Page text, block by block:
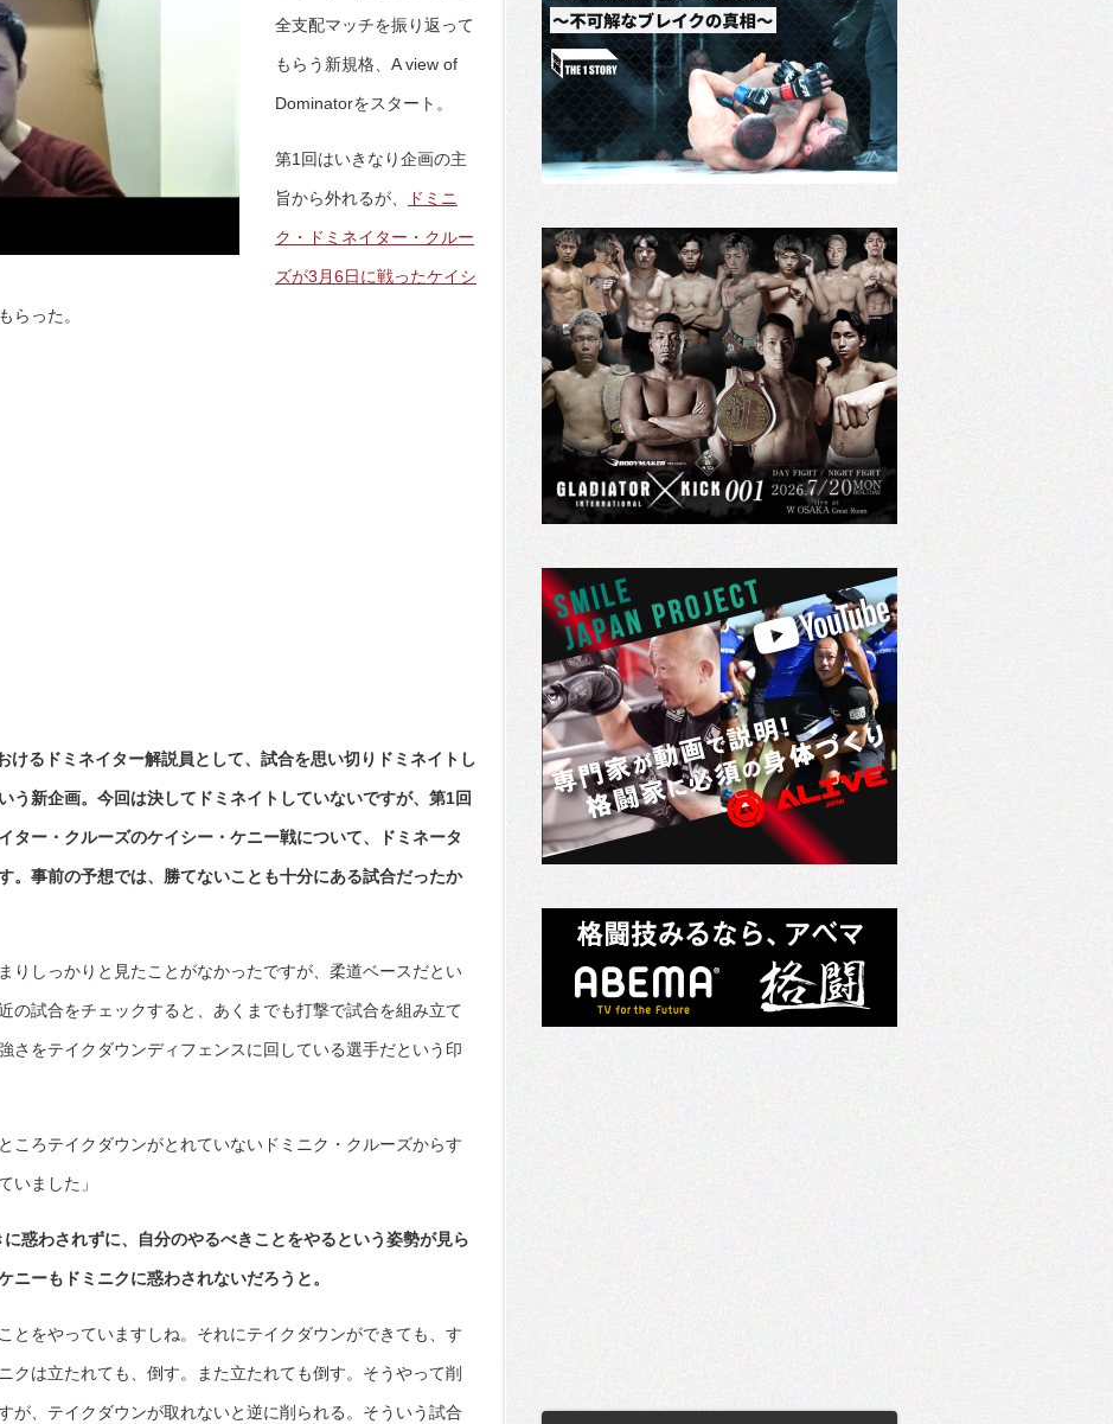
全支配マッチを振り返って
もらう新規格、A view of
Dominatorをスタート。
第1回はいきなり企画の主
旨から外れるが、 ドミニ
ク・ドミネイター・クルー
ズが3月6日に戦ったケイシ
らった。
るドミネイター解説員として、試合を思い切りドミネイトし
う新企画。今回は決してドミネイトしていないですが、第1回
ター・クルーズのケイシー・ケニー戦について、ドミネータ
。事前の予想では、勝てないことも十分にある試合だったか
りしっかりと見たことがなかったですが、柔道ベースだとい
の試合をチェックすると、あくまでも打撃で試合を組み立て
さをテイクダウンディフェンスに回している選手だという印
ころテイクダウンがとれていないドミニク・クルーズからす
いました」
惑わされずに、自分のやるべきことをやるという姿勢が見ら
ニーもドミニクに惑わされないだろうと。
とをやっていますしね。それにテイクダウンができても、す
クは立たれても、倒す。また立たれても倒す。そうやって削
が、テイクダウンが取れないと逆に削られる。そういう試合